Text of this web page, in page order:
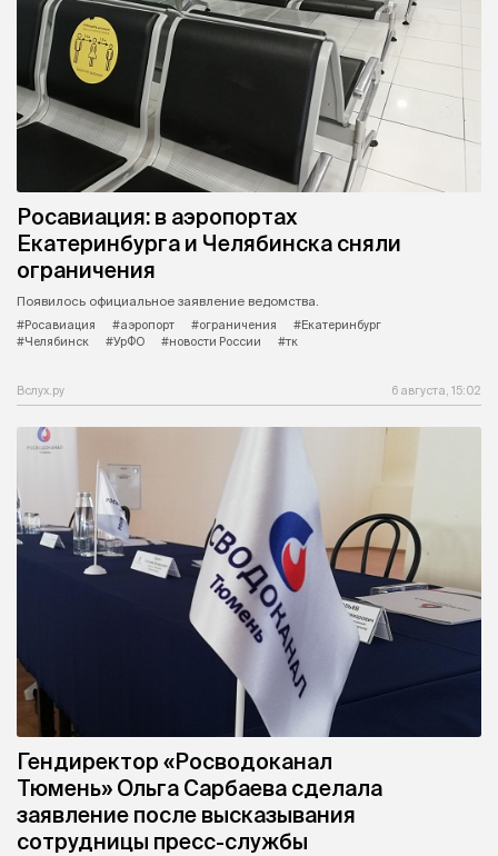
Росавиация: в аэропортах
Екатеринбурга и Челябинска сняли
ограничения
Появилось официальное заявление ведомства.
#Росавиация
#аэропорт #ограничения
#Екатеринбург
#Челябинск
#УрФО #новости России #тк
Вслух.ру 6 августа, 15:02
Гендиректор «Росводоканал
Тюмень» Ольга Сарбаева сделала
заявление после высказывания
сотрудницы пресс-службы